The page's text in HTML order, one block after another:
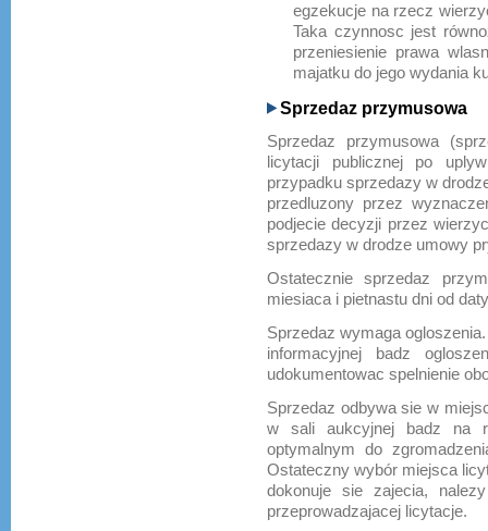
egzekucje na rzecz
Taka czynnosc jest
przeniesienie prawa
majatku do jego wydania
Sprzedaz przymusowa
Sprzedaz przymusowa
licytacji publicznej po
przypadku sprzedazy w
przedluzony przez
podjecie decyzji przez
sprzedazy w drodze umowy
Ostatecznie sprzedaz
miesiaca i pietnastu dni od
Sprzedaz wymaga
informacyjnej badz
udokumentowac spelnienie
Sprzedaz odbywa sie w
w sali aukcyjnej badz na
optymalnym do
Ostateczny wybór miejsca
dokonuje sie zajecia,
przeprowadzajacej licytacje.